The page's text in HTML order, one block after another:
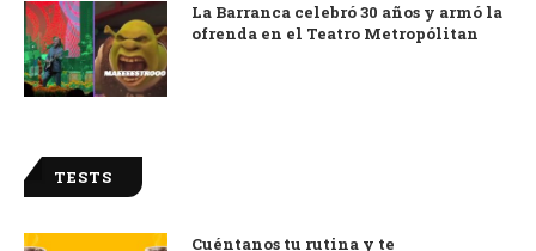
La Barranca celebró 30 años y armó la
ofrenda en el Teatro Metropólitan
TESTS
Cuéntanos tu rutina y te